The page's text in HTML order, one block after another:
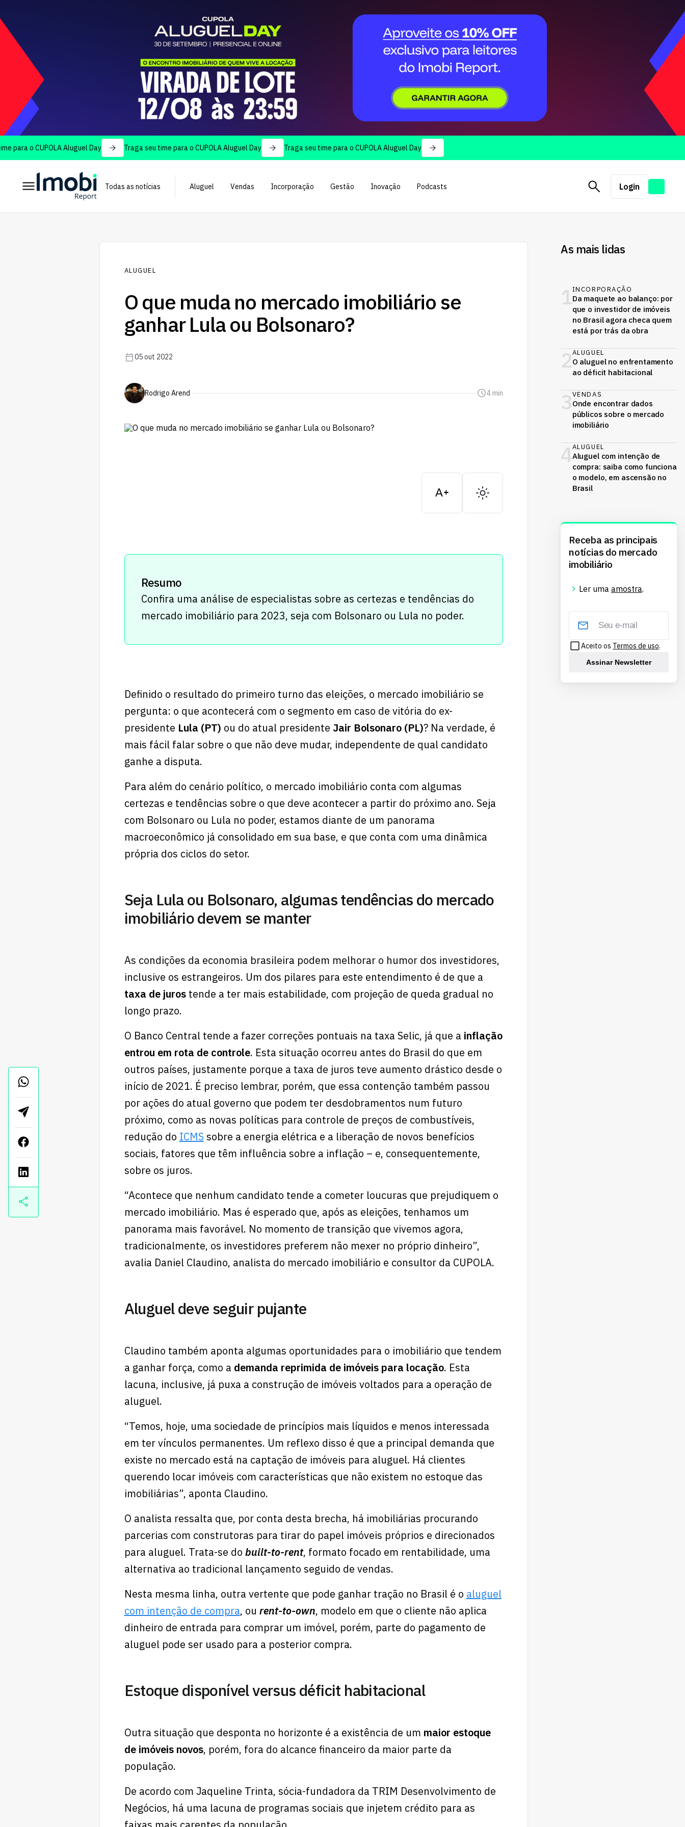
o CUPOLA Aluguel Day Traga seu time para o CUPOLA Aluguel Day Traga seu time para o CUPOLA Aluguel Day
Todas as notícias Aluguel Vendas Incorporação Gestão Inovação Podcasts Login
ALUGUEL
O que muda no mercado imobiliário se
ganhar Lula ou Bolsonaro?
05 out 2022
Rodrigo Arend 4 min
Resumo
Confira uma análise de especialistas sobre as certezas e tendências do
mercado imobiliário para 2023, seja com Bolsonaro ou Lula no poder.
Definido o resultado do primeiro turno das eleições, o mercado imobiliário se
pergunta: o que acontecerá com o segmento em caso de vitória do ex-
presidente Lula (PT) ou do atual presidente Jair Bolsonaro (PL)? Na verdade, é
mais fácil falar sobre o que não deve mudar, independente de qual candidato
ganhe a disputa.
Para além do cenário político, o mercado imobiliário conta com algumas
certezas e tendências sobre o que deve acontecer a partir do próximo ano. Seja
com Bolsonaro ou Lula no poder, estamos diante de um panorama
macroeconômico já consolidado em sua base, e que conta com uma dinâmica
própria dos ciclos do setor.
Seja Lula ou Bolsonaro, algumas tendências do mercado
imobiliário devem se manter
As condições da economia brasileira podem melhorar o humor dos investidores,
inclusive os estrangeiros. Um dos pilares para este entendimento é de que a
taxa de jurostende a ter mais estabilidade, com projeção de queda gradual no
longo prazo.
O Banco Central tende a fazer correções pontuais na taxa Selic, já que a inflação
entrou em rota de controle. Esta situação ocorreu antes do Brasil do que em
outros países, justamente porque a taxa de juros teve aumento drástico desde o
início de 2021. É preciso lembrar, porém, que essa contenção também passou
por ações do atual governo que podem ter desdobramentos num futuro
próximo, como as novas políticas para controle de preços de combustíveis,
redução do ICMS sobre a energia elétrica e a liberação de novos benefícios
sociais, fatores que têm influência sobre a inflação – e, consequentemente,
sobre os juros.
“Acontece que nenhum candidato tende a cometer loucuras que prejudiquem o
mercado imobiliário. Mas é esperado que, após as eleições, tenhamos um
panorama mais favorável. No momento de transição que vivemos agora,
tradicionalmente, os investidores preferem não mexer no próprio dinheiro”,
avalia Daniel Claudino, analista do mercado imobiliário e consultor da CUPOLA.
Aluguel deve seguir pujante
Claudino também aponta algumas oportunidades para o imobiliário que tendem
a ganhar força, como a demanda reprimida de imóveis para locação. Esta
lacuna, inclusive, já puxa a construção de imóveis voltados para a operação de
aluguel.
“Temos, hoje, uma sociedade de princípios mais líquidos e menos interessada
em ter vínculos permanentes. Um reflexo disso é que a principal demanda que
existe no mercado está na captação de imóveis para aluguel. Há clientes
querendo locar imóveis com características que não existem no estoque das
imobiliárias”, aponta Claudino.
O analista ressalta que, por conta desta brecha, há imobiliárias procurando
parcerias com construtoras para tirar do papel imóveis próprios e direcionados
para aluguel. Trata-se do built-to-rent, formato focado em rentabilidade, uma
alternativa ao tradicional lançamento seguido de vendas.
Nesta mesma linha, outra vertente que pode ganhar tração no Brasil é o aluguel
com intenção de compra, ou rent-to-own, modelo em que o cliente não aplica
dinheiro de entrada para comprar um imóvel, porém, parte do pagamento de
aluguel pode ser usado para a posterior compra.
Estoque disponível versus déficit habitacional
Outra situação que desponta no horizonte é a existência de um maior estoque
de imóveis novos, porém, fora do alcance financeiro da maior parte da
população.
De acordo com Jaqueline Trinta, sócia-fundadora da TRIM Desenvolvimento de
Negócios, há uma lacuna de programas sociais que injetem crédito para as
As mais lidas
1INCORPORAÇÃO
Da maquete ao balanço: por
que o investidor de imóveis
no Brasil agora checa quem
está por trás da obra
2ALUGUEL
O aluguel no enfrentamento
ao déficit habitacional
3VENDAS
Onde encontrar dados
públicos sobre o mercado
imobiliário
4ALUGUEL
Aluguel com intenção de
compra: saiba como funciona
o modelo, em ascensão no
Brasil
Receba as principais
notícias do mercado
imobiliário
Ler uma amostra.
Aceito os Termos de uso.
Assinar Newsletter